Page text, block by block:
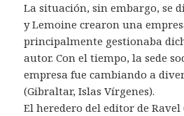
La situación, sin embargo, se
y Lemoine crearon una
principalmente gestionaba
autor. Con el tiempo, la sede
empresa fue cambiando a
(Gibraltar, Islas Vírgenes).
El heredero del editor de